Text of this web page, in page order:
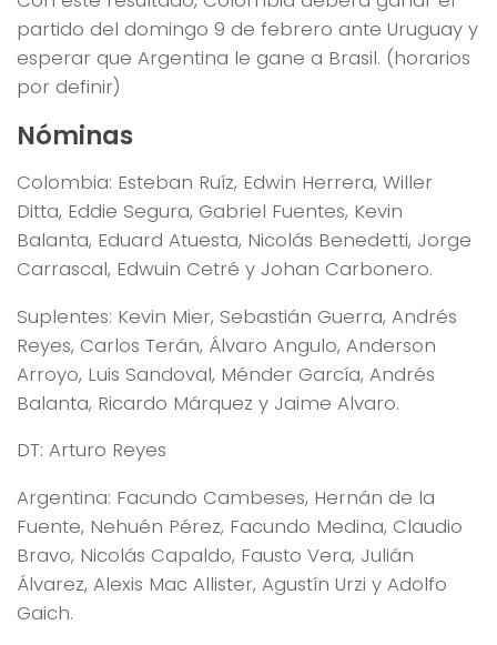
partido del domingo 9 de febrero ante Uruguay y
esperar que Argentina le gane a Brasil. (horarios
por definir)
Nóminas
Colombia: Esteban Ruíz, Edwin Herrera, Willer
Ditta, Eddie Segura, Gabriel Fuentes, Kevin
Balanta, Eduard Atuesta, Nicolás Benedetti, Jorge
Carrascal, Edwuin Cetré y Johan Carbonero.
Suplentes: Kevin Mier, Sebastián Guerra, Andrés
Reyes, Carlos Terán, Álvaro Angulo, Anderson
Arroyo, Luis Sandoval, Ménder García, Andrés
Balanta, Ricardo Márquez y Jaime Alvaro.
DT: Arturo Reyes
Argentina: Facundo Cambeses, Hernán de la
Fuente, Nehuén Pérez, Facundo Medina, Claudio
Bravo, Nicolás Capaldo, Fausto Vera, Julián
Álvarez, Alexis Mac Allister, Agustín Urzi y Adolfo
Gaich.